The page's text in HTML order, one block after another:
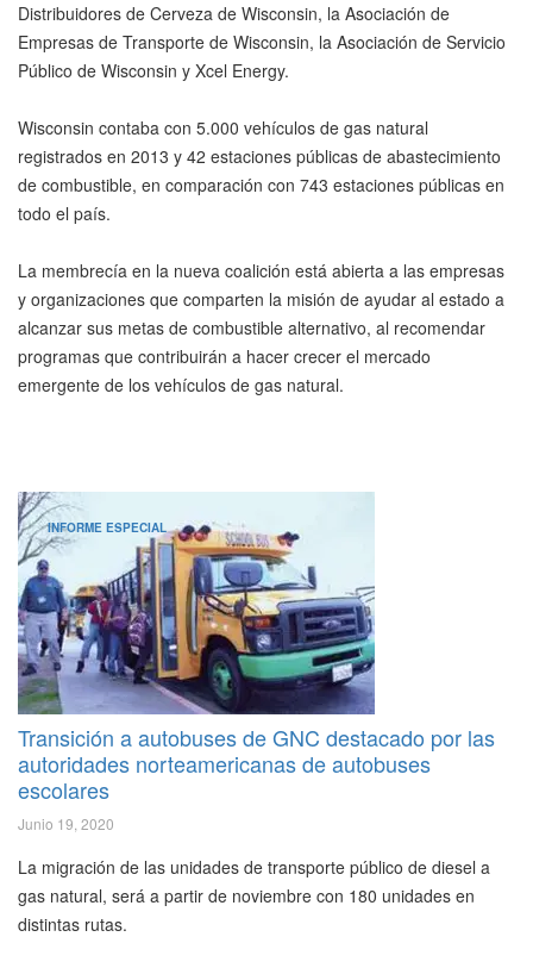
Distribuidores de Cerveza de Wisconsin, la Asociación de
Empresas de Transporte de Wisconsin, la Asociación de Servicio
Público de Wisconsin y Xcel Energy.
Wisconsin contaba con 5.000 vehículos de gas natural
registrados en 2013 y 42 estaciones públicas de abastecimiento
de combustible, en comparación con 743 estaciones públicas en
todo el país.
La membrecía en la nueva coalición está abierta a las empresas
y organizaciones que comparten la misión de ayudar al estado a
alcanzar sus metas de combustible alternativo, al recomendar
programas que contribuirán a hacer crecer el mercado
emergente de los vehículos de gas natural.
INFORME ESPECIAL
Transición a autobuses de GNC destacado por las
autoridades norteamericanas de autobuses
escolares
Junio 19, 2020
La migración de las unidades de transporte público de diesel a
gas natural, será a partir de noviembre con 180 unidades en
distintas rutas.